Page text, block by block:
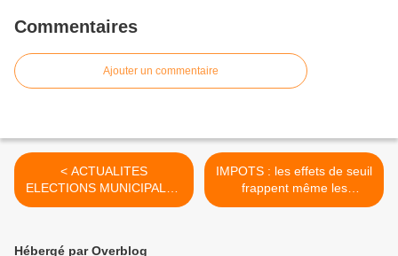
Commentaires
Ajouter un commentaire
< ACTUALITES
ELECTIONS MUNICIPALES
à CHÂTEAU d’OLONNE
IMPOTS : les effets de seuil
frappent même les
centenaires ! >
Hébergé par Overblog